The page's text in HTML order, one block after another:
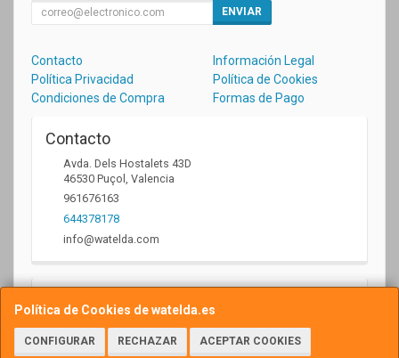
Política de Cookies de watelda.es
CONFIGURAR RECHAZAR ACEPTAR COOKIES
ENVIAR
Contacto
Información Legal
Política Privacidad
Política de Cookies
Condiciones de Compra
Formas de Pago
Contacto
Avda. Dels Hostalets 43D
46530 Puçol Valencia
961676163
644378178
info@watelda.com